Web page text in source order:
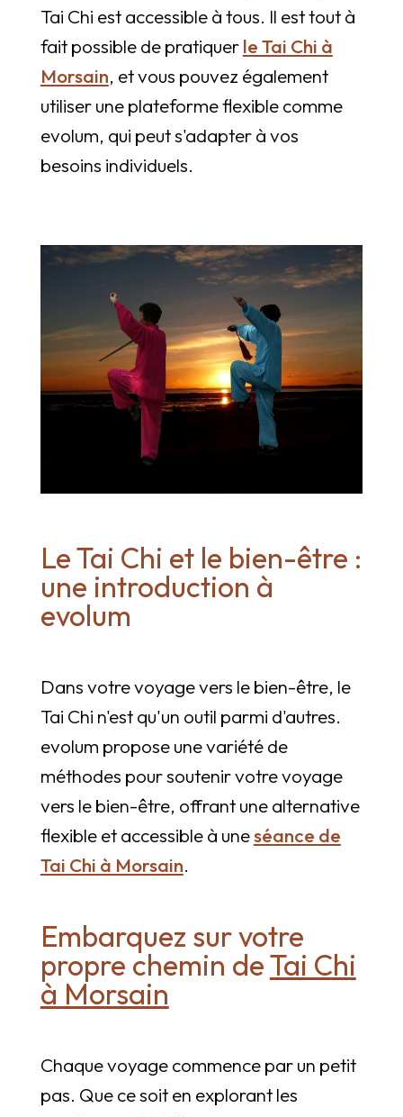
Tai Chi est accessible à tous. Il est tout à
fait possible de pratiquerle Tai Chi à
Morsain, et vous pouvez également
utiliser une plateforme flexible comme
evolum, qui peut s'adapter à vos
besoins individuels.
Le Tai Chi et le bien-être :
une introduction à
evolum
Dans votre voyage vers le bien-être, le
Tai Chi n'est qu'un outil parmi d'autres.
evolum propose une variété de
méthodes pour soutenir votre voyage
vers le bien-être, offrant une alternative
flexible et accessible à uneséance de
Tai Chi à Morsain.
Embarquez sur votre
propre chemin deTai Chi
à Morsain
Chaque voyage commence par un petit
pas. Que ce soit en explorant les